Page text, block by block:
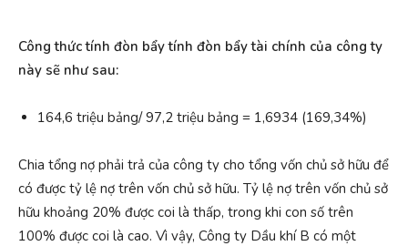
Công thức tính đòn bẩy tính đòn bẩy tài chính của công ty
này sẽ như sau:
164,6 triệu bảng/ 97,2 triệu bảng = 1,6934 (169,34%)
Chia tổng nợ phải trả của công ty cho tổng vốn chủ sở hữu để
có được tỷ lệ nợ trên vốn chủ sở hữu. Tỷ lệ nợ trên vốn chủ sở
hữu khoảng 20% ​​được coi là thấp, trong khi con số trên
100% được coi là cao. Vì vậy, Công ty Dầu khí B có một